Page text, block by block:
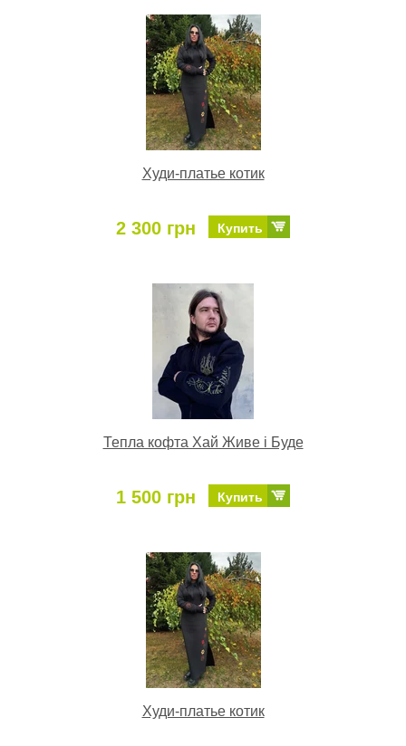
Худи-платье котик
2 300 грн Купить
Тепла кофта Хай Живе і Буде
1 500 грн Купить
Худи-платье котик